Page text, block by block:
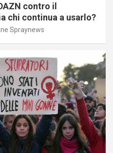
contro il
chi continua a usarlo?
Spraynews